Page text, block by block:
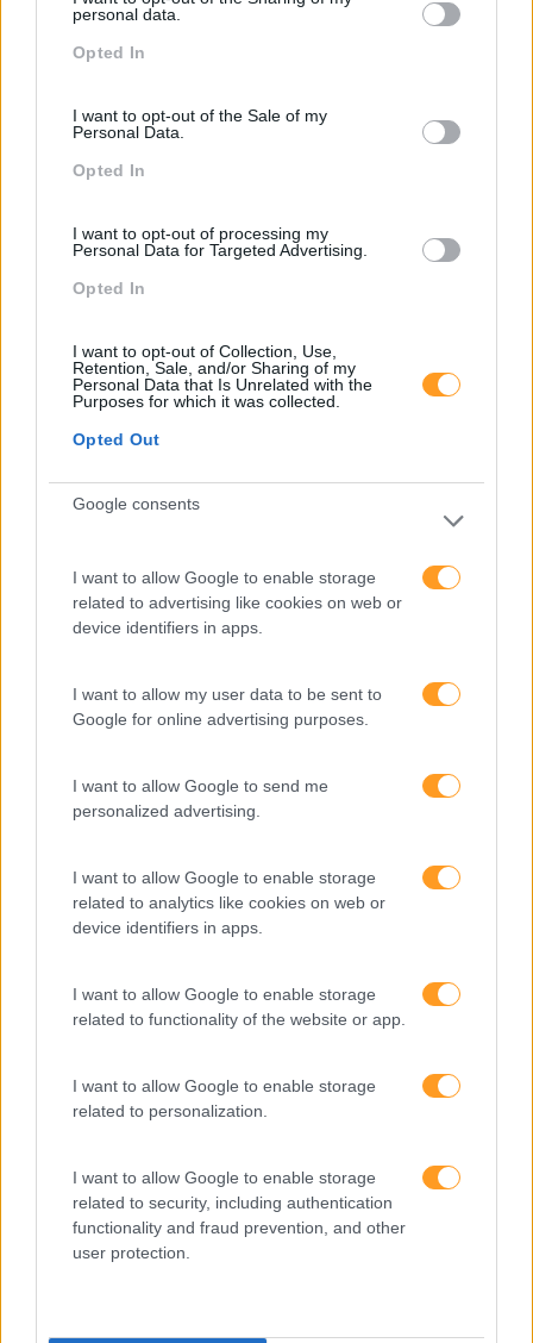
not limited to your visit or usage behaviour. You may click to
grant or deny consent to Google and its third-party tags to
use your data for below specified purposes in below Google
personal data.
Opted In
I want to opt-out of the Sale of my
Personal Data.
Opted In
I want to opt-out of processing my
Personal Data for Targeted Advertising.
Opted In
I want to opt-out of Collection, Use,
Retention, Sale, and/or Sharing of my
Personal Data that Is Unrelated with the
Purposes for which it was collected.
Opted Out
Google consents
I want to allow Google to enable storage
related to advertising like cookies on web or
device identifiers in apps.
I want to allow my user data to be sent to
Google for online advertising purposes.
I want to allow Google to send me
personalized advertising.
I want to allow Google to enable storage
related to analytics like cookies on web or
device identifiers in apps.
I want to allow Google to enable storage
related to functionality of the website or app.
I want to allow Google to enable storage
related to personalization.
I want to allow Google to enable storage
related to security, including authentication
functionality and fraud prevention, and other
user protection.
Recursos Humanos
Sem Categoria
Sustentabilidade
Vendas E Negociação
Recentes
Feedback fora do
ativa para reter talento,
melhorar o ambiente de
trabalho e aumentar a
O futuro dos líderes é
exigem pensamento
crítico
Fazer perguntas tira-nos
do piloto automático
“Formação em IA para
Raquel Rebelo, CEO da
SKOLAE Formação, fala
Verão